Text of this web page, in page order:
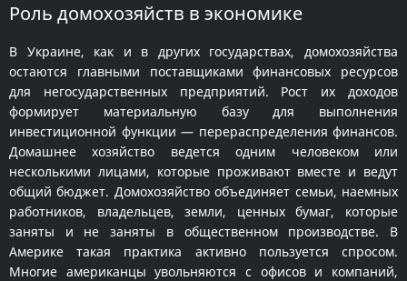
Роль домохозяйств в экономике
В Украине, как и в других государствах, домохозяйства
остаются главными поставщиками финансовых ресурсов
для негосударственных предприятий. Рост их доходов
формирует материальную базу для выполнения
инвестиционной функции — перераспределения финансов.
Домашнее хозяйство ведется одним человеком или
несколькими лицами, которые проживают вместе и ведут
общий бюджет. Домохозяйство объединяет семьи, наемных
работников, владельцев, земли, ценных бумаг, которые
заняты и не заняты в общественном производстве. В
Америке такая практика активно пользуется спросом.
Многие американцы увольняются с офисов и компаний,